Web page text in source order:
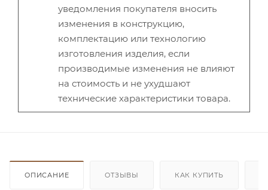
уведомления покупателя вносить
изменения в конструкцию,
комплектацию или технологию
изготовления изделия, если
производимые изменения не влияют
на стоимость и не ухудшают
технические характеристики товара.
ОПИСАНИЕ ОТЗЫВЫ КАК КУПИТЬ